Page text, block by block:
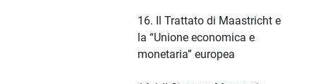
16. Il Trattato di Maastricht e
la “Unione economica e
monetaria” europea